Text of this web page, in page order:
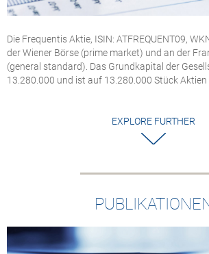
Die Frequentis Aktie, ISIN: ATFREQUENT09,
der Wiener Börse (prime market) und an der
(general standard). Das Grundkapital der
13.280.000 und ist auf 13.280.000 Stück
EXPLORE FURTHER